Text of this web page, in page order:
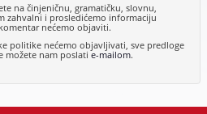
na činjeničnu, gramatičku, slovnu,
zahvalni i prosledićemo informaciju
nećemo objaviti.
politike nećemo objavljivati, sve predloge
možete nam poslatie-mailom.